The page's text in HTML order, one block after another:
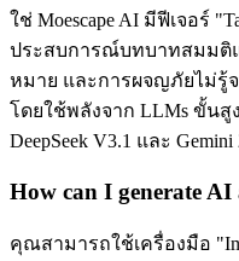
ใช่ Moescape AI มีฟีเจอร์
ประสบการณ์บทบาทสมมติ
หมาย และการผจญภัยไม่
โดยใช้พลังจาก LLMs ขั้นสูง
DeepSeek V3.1 และ Gemini
How can I generate
คุณสามารถใช้เครื่องมือ